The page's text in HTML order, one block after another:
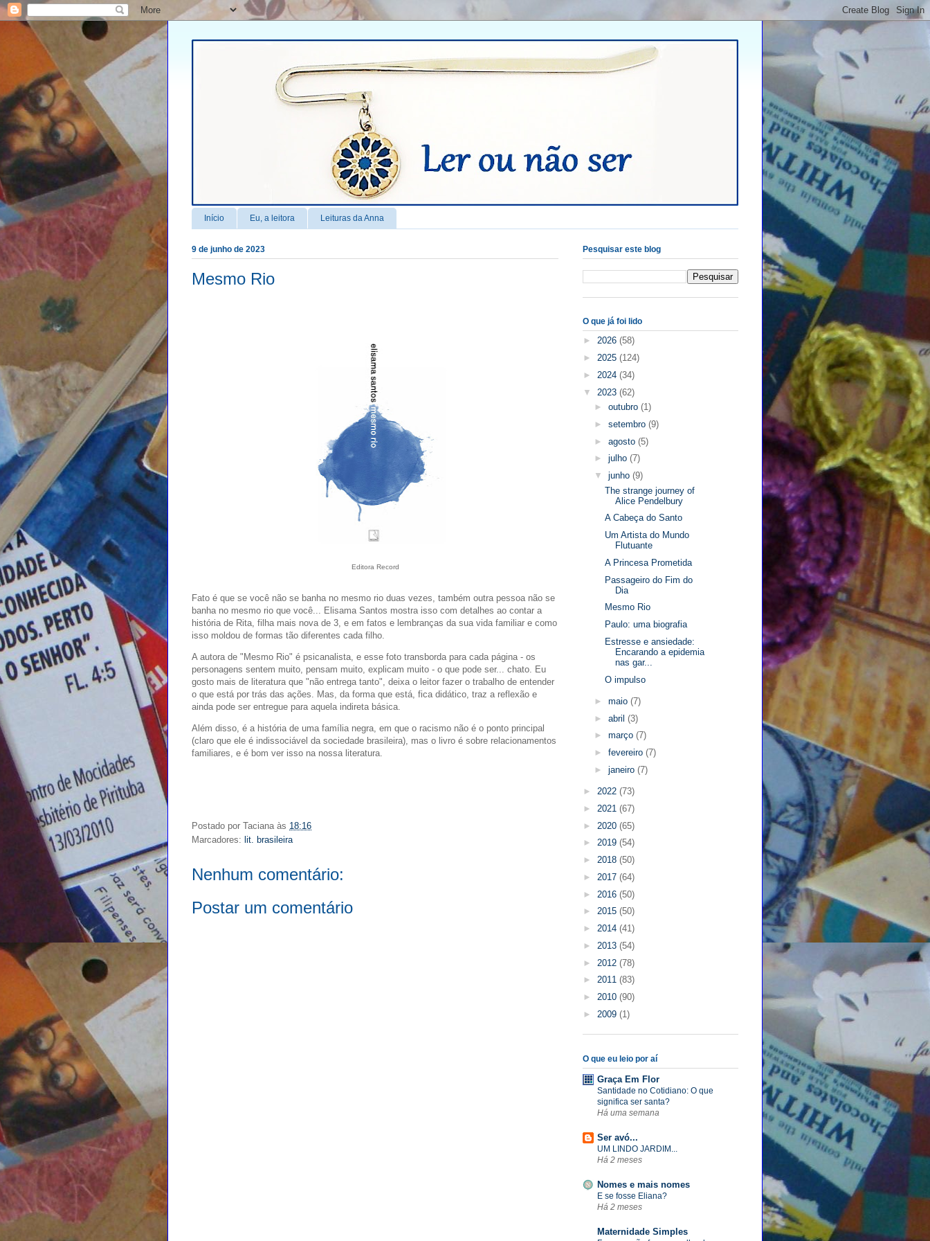
Início Eu, a leitora Leituras da Anna
9 de junho de 2023
Mesmo Rio
Editora Record
Fato é que se você não se banha no mesmo rio duas vezes, também outra pessoa não se
banha no mesmo rio que você... Elisama Santos mostra isso com detalhes ao contar a
história de Rita, filha mais nova de 3, e em fatos e lembranças da sua vida familiar e como
isso moldou de formas tão diferentes cada filho.
A autora de "Mesmo Rio" é psicanalista, e esse foto transborda para cada página - os
personagens sentem muito, pensam muito, explicam muito - o que pode ser... chato. Eu
gosto mais de literatura que "não entrega tanto", deixa o leitor fazer o trabalho de entender
o que está por trás das ações. Mas, da forma que está, fica didático, traz a reflexão e
ainda pode ser entregue para aquela indireta básica.
Além disso, é a história de uma família negra, em que o racismo não é o ponto principal
(claro que ele é indissociável da sociedade brasileira), mas o livro é sobre relacionamentos
familiares, e é bom ver isso na nossa literatura.
Postado por Taciana às 18:16
Marcadores: lit. brasileira
Nenhum comentário:
Postar um comentário
Pesquisar este blog
O que já foi lido
► 2026 (58)
► 2025 (124)
► 2024 (34)
▼ 2023 (62)
► outubro (1)
► setembro (9)
► agosto (5)
► julho (7)
▼ junho (9)
The strange journey of
Alice Pendelbury
A Cabeça do Santo
Um Artista do Mundo
Flutuante
A Princesa Prometida
Passageiro do Fim do
Dia
Mesmo Rio
Paulo: uma biografia
Estresse e ansiedade:
Encarando a epidemia
nas gar...
O impulso
► maio (7)
► abril (3)
► março (7)
► fevereiro (7)
► janeiro (7)
► 2022 (73)
► 2021 (67)
► 2020 (65)
► 2019 (54)
► 2018 (50)
► 2017 (64)
► 2016 (50)
► 2015 (50)
► 2014 (41)
► 2013 (54)
► 2012 (78)
► 2011 (83)
► 2010 (90)
► 2009 (1)
O que eu leio por aí
Graça Em Flor
Santidade no Cotidiano: O que
significa ser santa?
Há uma semana
Ser avó...
UM LINDO JARDIM...
Há 2 meses
Nomes e mais nomes
E se fosse Eliana?
Há 2 meses
Maternidade Simples